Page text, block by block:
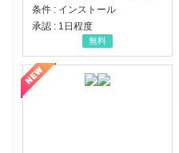
条件 : インストール
承認 : 1日程度
無料